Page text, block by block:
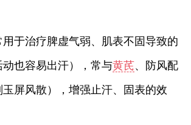
于治疗脾虚气弱、肌表不固导致的
动也容易出汗），常与黄芪、防风配
屏风散），增强止汗、固表的效